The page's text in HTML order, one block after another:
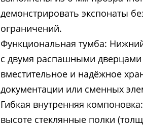
демонстрировать экспонаты
ограничений.
Функциональная тумба:
с двумя распашными дверцами
вместительное и надёжное
документации или сменных
Гибкая внутренняя
высоте стеклянные полки